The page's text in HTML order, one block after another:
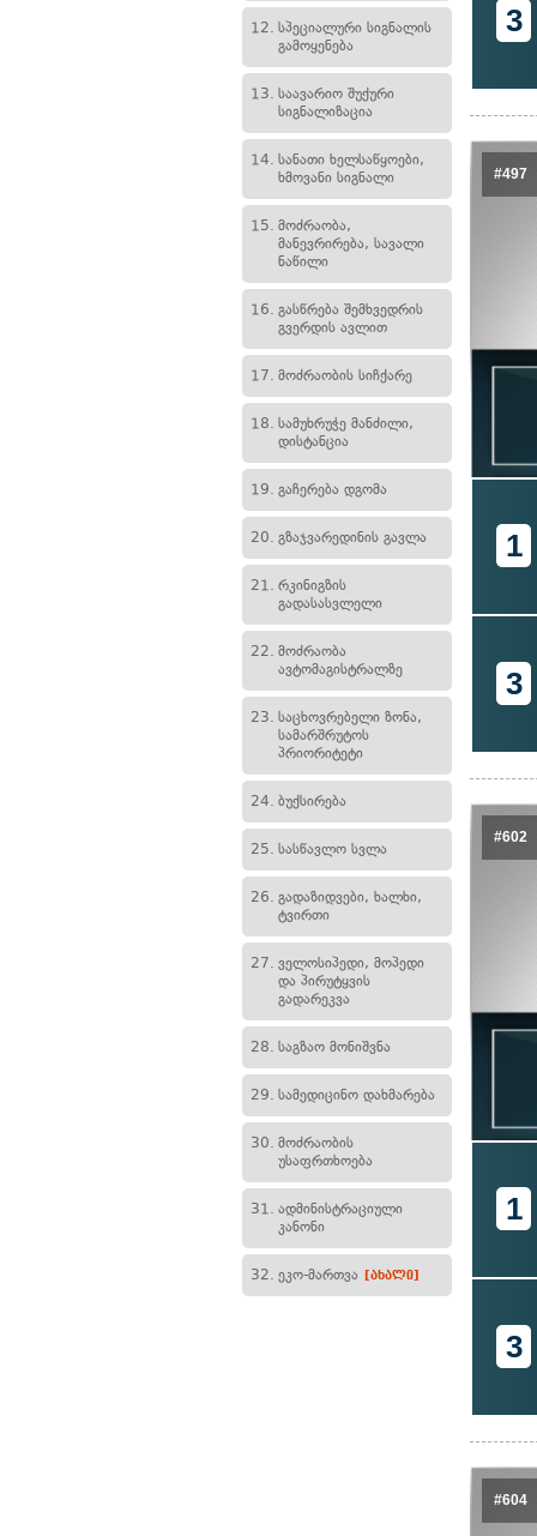
12. სპეციალური სიგნალის
გამოყენება
13. საავარიო შუქური
სიგნალიზაცია
14. სანათი ხელსაწყოები,
ხმოვანი სიგნალი
15. მოძრაობა,
მანევრირება, სავალი
ნაწილი
16. გასწრება შემხვედრის
გვერდის ავლით
17. მოძრაობის სიჩქარე
18. სამუხრუჭე მანძილი,
დისტანცია
19. გაჩერება დგომა
20. გზაჯვარედინის გავლა
21. რკინიგზის
გადასასვლელი
22. მოძრაობა
ავტომაგისტრალზე
23. საცხოვრებელი ზონა,
სამარშრუტოს
პრიორიტეტი
24. ბუქსირება
25. სასწავლო სვლა
26. გადაზიდვები, ხალხი,
ტვირთი
27. ველოსიპედი, მოპედი
და პირუტყვის
გადარეკვა
28. საგზაო მონიშვნა
29. სამედიცინო დახმარება
30. მოძრაობის
უსაფრთხოება
31. ადმინისტრაციული
კანონი
32. ეკო-მართვა [ახალი]
3
#497
1
3
#602
1
3
#604